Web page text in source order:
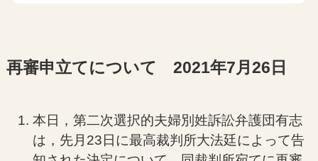
再審申立てについて 2021年7月26日
本日，第二次選択的夫婦別姓訴訟弁護団有志
は，先月23日に最高裁判所大法廷によって告